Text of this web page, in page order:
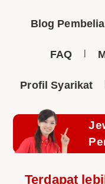
Blog
FAQ
Profil Syarikat
Terdapat